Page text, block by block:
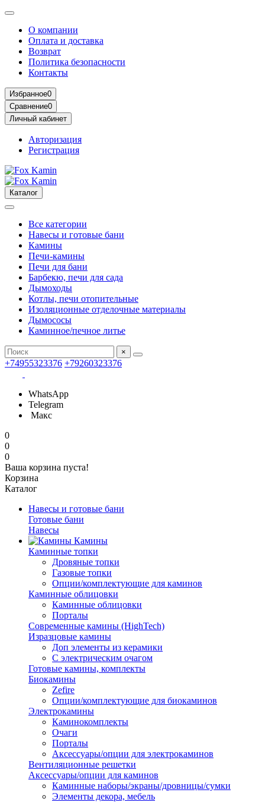
О компании
Оплата и доставка
Возврат
Политика безопасности
Контакты
Избранное0
Сравнение0
Личный кабинет
Авторизация
Регистрация
Каталог
Все категории
Навесы и готовые бани
Камины
Печи-камины
Печи для бани
Барбекю, печи для сада
Дымоходы
Котлы, печи отопительные
Изоляционные отделочные материалы
Дымососы
Каминное/печное литье
×
+74955323376 +79260323376
WhatsApp
Telegram
Макс
0
0
0
Ваша корзина пуста!
Корзина
Каталог
Навесы и готовые бани
Готовые бани
Навесы
Камины
Каминные топки
Дровяные топки
Газовые топки
Опции/комплектующие для каминов
Каминные облицовки
Каминные облицовки
Порталы
Современные камины (HighTech)
Изразцовые камины
Доп элементы из керамики
С электрическим очагом
Готовые камины, комплекты
Биокамины
Zefire
Опции/комплектующие для биокаминов
Электрокамины
Каминокомплекты
Очаги
Порталы
Аксессуары/опции для электрокаминов
Вентиляционные решетки
Аксессуары/опции для каминов
Каминные наборы/экраны/дровницы/сумки
Элементы декора, мебель